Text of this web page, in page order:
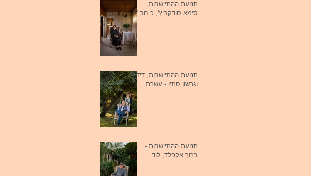
תנועת ההתיישבות,
סימא סודקביץ', כ.חב"ד
תנועת ההתיישבות, דידי
וגרשון סתיו - עשרת
תנועת ההתיישבות -
ברוך אקפלד, לוד